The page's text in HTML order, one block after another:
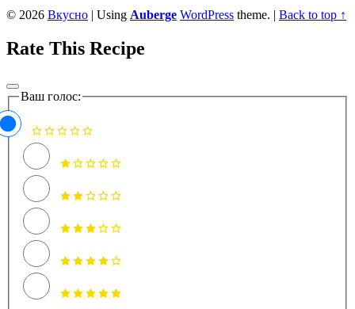
© 2026 Вкусно | Using Auberge WordPress theme. | Back to top ↑
Rate This Recipe
Ваш голос: